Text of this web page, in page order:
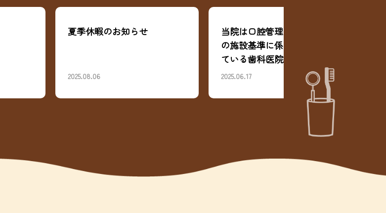
夏季休暇のお知らせ
当院は口腔管理体制強化加算
の施設基準に係る届出を行っ
ている歯科医院です
2025.04.21